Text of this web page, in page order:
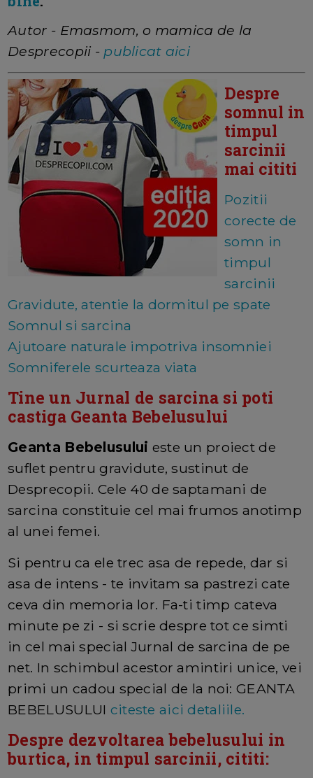
Autor - Emasmom, o mamica de la
Desprecopii - publicat aici
Despre
somnul in
timpul
sarcinii
mai cititi
Pozitii
corecte de
somn in
timpul
sarcinii
Gravidute, atentie la dormitul pe spate
Somnul si sarcina
Ajutoare naturale impotriva insomniei
Somniferele scurteaza viata
Tine un Jurnal de sarcina si poti
castiga Geanta Bebelusului
Geanta Bebelusului este un proiect de
suflet pentru gravidute, sustinut de
Desprecopii. Cele 40 de saptamani de
sarcina constituie cel mai frumos anotimp
al unei femei.
Si pentru ca ele trec asa de repede, dar si
asa de intens - te invitam sa pastrezi cate
ceva din memoria lor. Fa-ti timp cateva
minute pe zi - si scrie despre tot ce simti
in cel mai special Jurnal de sarcina de pe
net. In schimbul acestor amintiri unice, vei
primi un cadou special de la noi: GEANTA
BEBELUSULUI citeste aici detaliile.
Despre dezvoltarea bebelusului in
burtica, in timpul sarcinii, cititi: